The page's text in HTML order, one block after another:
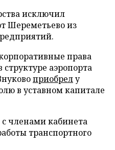
исключил
Шереметьево из
права
аэропорта
приобрелу
в уставном капитале
членами кабинета
транспортного